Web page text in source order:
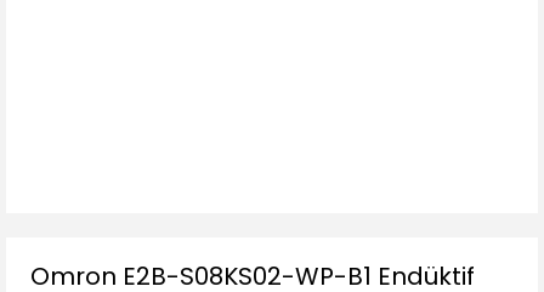
Omron E2B-S08KS02-WP-B1 Endüktif